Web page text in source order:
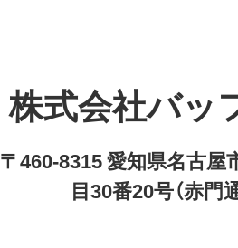
株式会社バッ
〒460-8315 愛知県名古屋
目30番20号（赤門